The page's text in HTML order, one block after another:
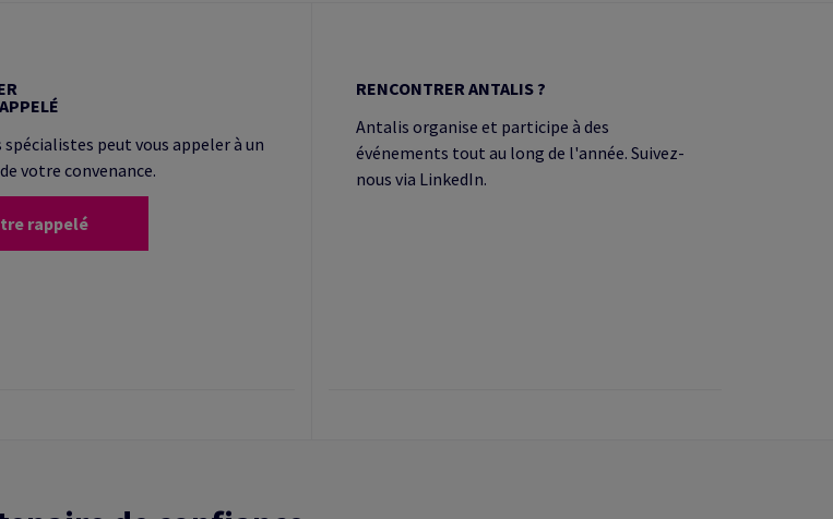
spécialistes peut vous appeler à un
votre convenance.
rappelé
RENCONTRER ANTALIS ?
Antalis organise et participe à des
événements tout au long de l'année. Suivez-
nous via LinkedIn.